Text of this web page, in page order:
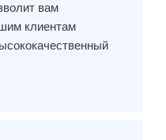
вам
клиентам